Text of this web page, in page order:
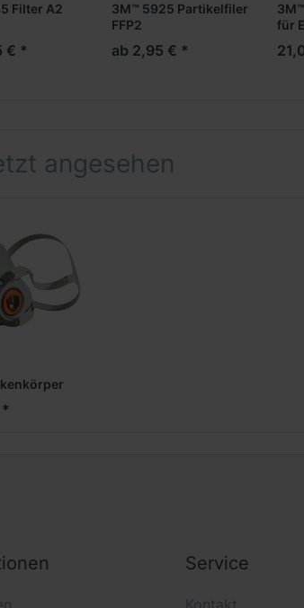
Filter A2
€ *
3M™ 5925 Partikelfiler
FFP2
ab 2,95 € *
für
angesehen
Service